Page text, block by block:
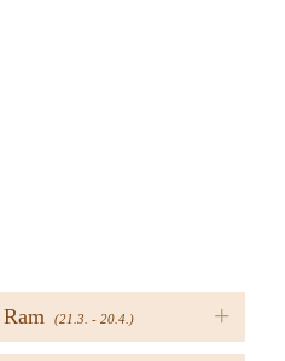
+
Ram (21.3. - 20.4.)